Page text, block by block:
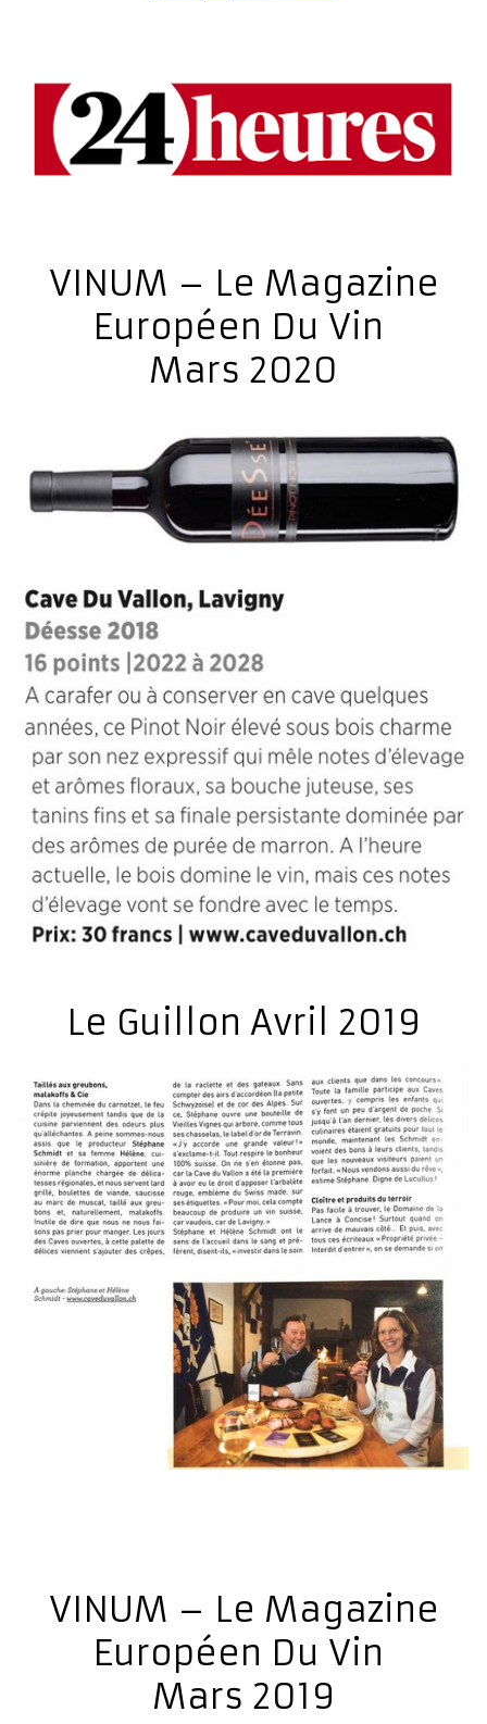
VINUM – Le Magazine
Européen Du Vin
Mars 2020
Le Guillon Avril 2019
VINUM – Le Magazine
Européen Du Vin
Mars 2019